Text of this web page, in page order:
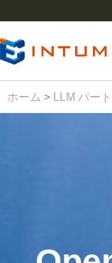
ホーム > LLM パー